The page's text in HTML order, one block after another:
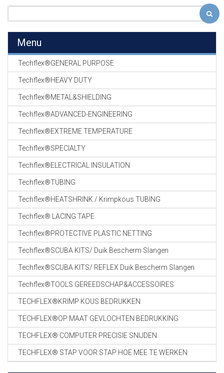
Menu
Techflex®GENERAL PURPOSE
Techflex®HEAVY DUTY
Techflex®METAL&SHIELDING
Techflex®ADVANCED-ENGINEERING
Techflex®EXTREME TEMPERATURE
Techflex®SPECIALTY
Techflex®ELECTRICAL INSULATION
Techflex®TUBING
Techflex®HEATSHRINK / Krimpkous TUBING
Techflex® LACING TAPE
Techflex®PROTECTIVE PLASTIC NETTING
Techflex®SCUBA KITS/ Duik Bescherm Slangen
Techflex®SCUBA KITS/ REFLEX Duik Bescherm Slangen
Techflex®TOOLS GEREEDSCHAP&ACCESSOIRES
TECHFLEX®KRIMP KOUS BEDRUKKEN
TECHFLEX®OP MAAT GEVLOCHTEN BEDRUKKING
TECHFLEX® COMPUTER PRECISIE SNIJDEN
TECHFLEX® STAP VOOR STAP HOE MEE TE WERKEN